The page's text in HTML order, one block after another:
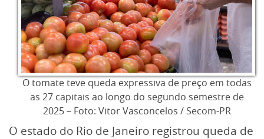
O tomate teve queda expressiva de preço em todas
as 27 capitais ao longo do segundo semestre de
2025 – Foto: Vitor Vasconcelos / Secom-PR
O estado do Rio de Janeiro registrou queda de